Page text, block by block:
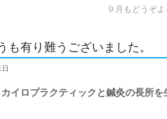
９月もどうぞ
も有り難うございました。
イロプラクティックと鍼灸の長所を